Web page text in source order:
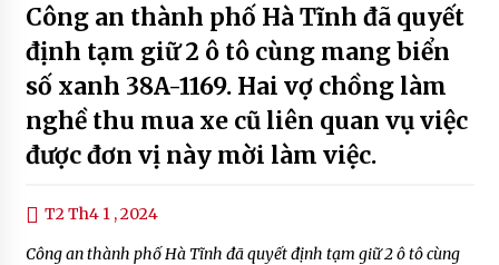
Công an thành phố Hà Tĩnh đã quyết
định tạm giữ 2 ô tô cùng mang biển
số xanh 38A-1169. Hai vợ chồng làm
nghề thu mua xe cũ liên quan vụ việc
được đơn vị này mời làm việc.
T2 Th4 1 , 2024
Công an thành phố Hà Tĩnh đã quyết định tạm giữ 2 ô tô cùng